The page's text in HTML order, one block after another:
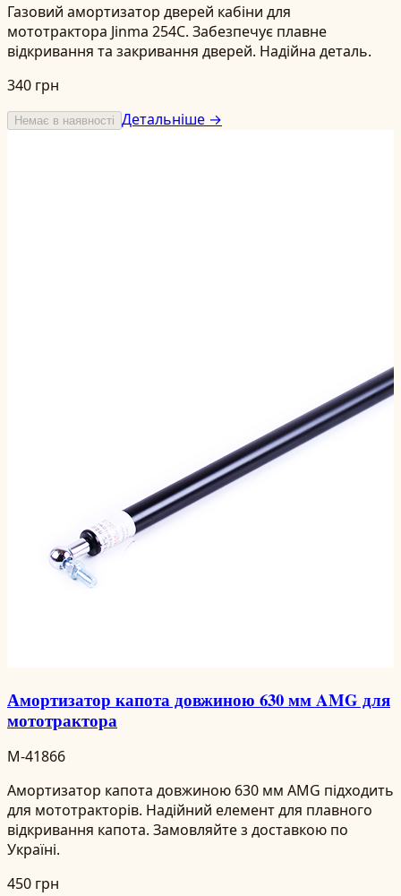
Газовий амортизатор дверей кабіни для
мототрактора Jinma 254C. Забезпечує плавне
відкривання та закривання дверей. Надійна деталь.
340 грн
Немає в наявності Детальніше →
Амортизатор капота довжиною 630 мм AMG для
мототрактора
M-41866
Амортизатор капота довжиною 630 мм AMG підходить
для мототракторів. Надійний елемент для плавного
відкривання капота. Замовляйте з доставкою по
Україні.
450 грн